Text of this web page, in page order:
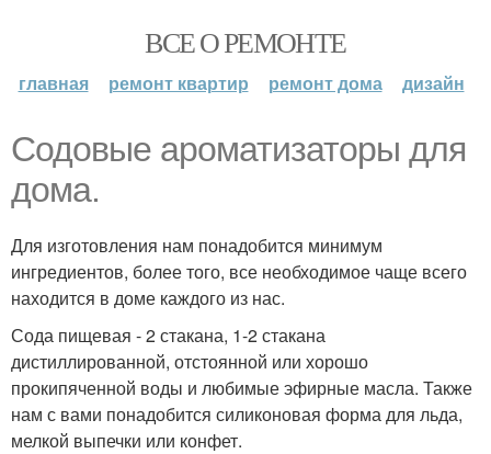
ВСЕ О РЕМОНТЕ
главная ремонт квартир ремонт дома дизайн
Содовые ароматизаторы для
дома.
Для изготовления нам понадобится минимум
ингредиентов, более того, все необходимое чаще всего
находится в доме каждого из нас.
Сода пищевая - 2 стакана, 1-2 стакана
дистиллированной, отстоянной или хорошо
прокипяченной воды и любимые эфирные масла. Также
нам с вами понадобится силиконовая форма для льда,
мелкой выпечки или конфет.